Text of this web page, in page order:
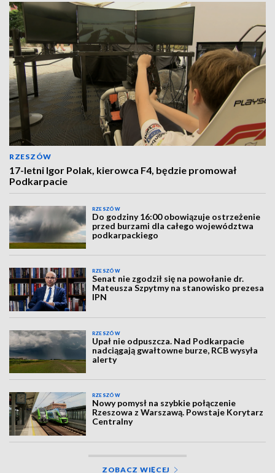
RZESZÓW
17-letni Igor Polak, kierowca F4, będzie promował
Podkarpacie
RZESZÓW
Do godziny 16:00 obowiązuje ostrzeżenie
przed burzami dla całego województwa
podkarpackiego
RZESZÓW
Senat nie zgodził się na powołanie dr.
Mateusza Szpytmy na stanowisko prezesa
IPN
RZESZÓW
Upał nie odpuszcza. Nad Podkarpacie
nadciągają gwałtowne burze, RCB wysyła
alerty
RZESZÓW
Nowy pomysł na szybkie połączenie
Rzeszowa z Warszawą. Powstaje Korytarz
Centralny
ZOBACZ WIĘCEJ